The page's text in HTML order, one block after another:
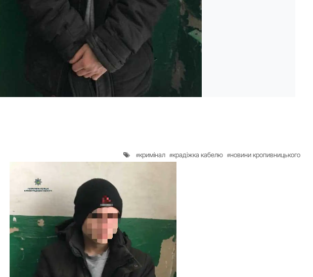
кримінал крадіжка кабелю новини кропивницького